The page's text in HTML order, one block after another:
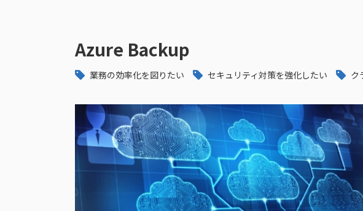
Azure Backup
業務の効率化を図りたい セキュリティ対策を強化したい ク